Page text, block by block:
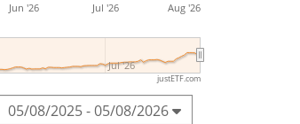
Jun '26 Jul '26 Aug '26
Jul '26
justETF.com
05/08/2025 - 05/08/2026